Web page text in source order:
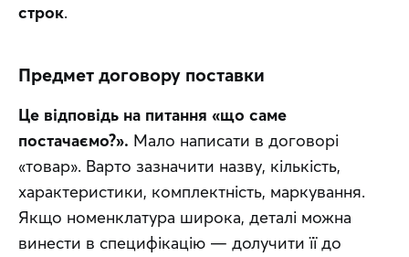
строк.
Предмет договору поставки
Це відповідь на питання «що саме
постачаємо?». Мало написати в договорі
«товар». Варто зазначити назву, кількість,
характеристики, комплектність, маркування.
Якщо номенклатура широка, деталі можна
винести в специфікацію — долучити її до